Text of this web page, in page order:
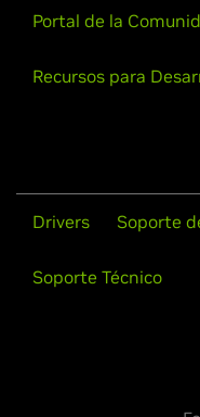
Portal de la
Recursos para
Drivers Soporte
Soporte Técnico